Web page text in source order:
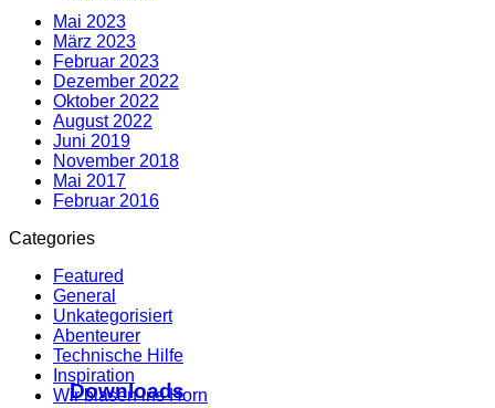
Downloads
Mai 2023
März 2023
Februar 2023
Dezember 2022
Oktober 2022
August 2022
Juni 2019
November 2018
Mai 2017
Februar 2016
Categories
Featured
General
Unkategorisiert
Abenteurer
Technische Hilfe
Inspiration
Wir blasen ins Horn